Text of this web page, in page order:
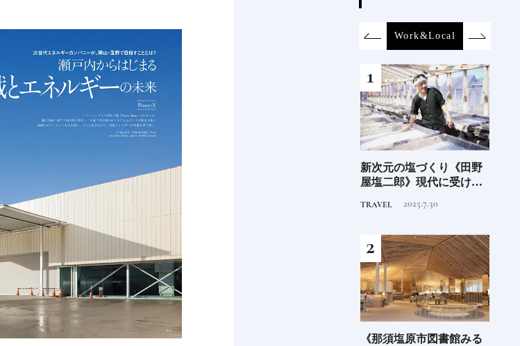
Work&Local Product
ンド12選特徴を知って、
優雅なホテルステイを満
喫｜ホテルブランド大解
剖①
HOTEL
『ショウナイホテル スイ
青森県弘前市 大阪屋の
料理のプロ達が愛用する
新次元の塩づくり《田野
屋塩二郎》現代に受け継
ット塩の道をゆく高知旅
《那須塩原市図書館みる
新次元の塩づくり《田野
屋塩二郎》現代に受け継
ット塩の道をゆく高知旅
TRAVEL 2025.7.30
Discover Japan 2026年9月